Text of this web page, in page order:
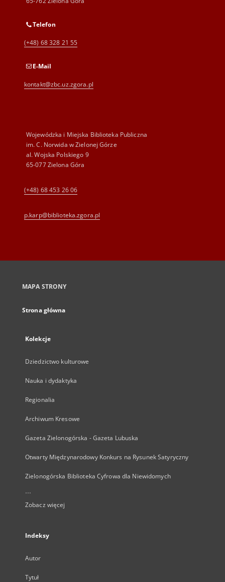
Telefon
(+48) 68 328 21 55
E-Mail
kontakt@zbc.uz.zgora.pl
Wojewódzka i Miejska Biblioteka Publiczna
im. C. Norwida w Zielonej Górze
al. Wojska Polskiego 9
65-077 Zielona Góra
(+48) 68 453 26 06
p.karp@biblioteka.zgora.pl
MAPA STRONY
Strona główna
Kolekcje
Dziedzictwo kulturowe
Nauka i dydaktyka
Regionalia
Archiwum Kresowe
Gazeta Zielonogórska - Gazeta Lubuska
Otwarty Międzynarodowy Konkurs na Rysunek Satyryczny
Zielonogórska Biblioteka Cyfrowa dla Niewidomych
...
Zobacz więcej
Indeksy
Autor
Tytuł